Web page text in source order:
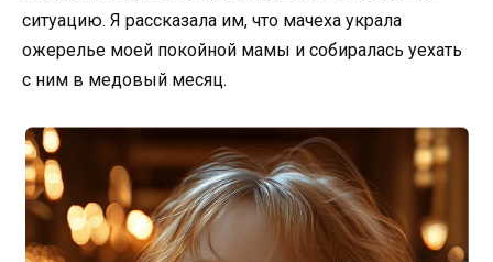
ситуацию. Я рассказала им, что мачеха украла
ожерелье моей покойной мамы и собиралась уехать
с ним в медовый месяц.